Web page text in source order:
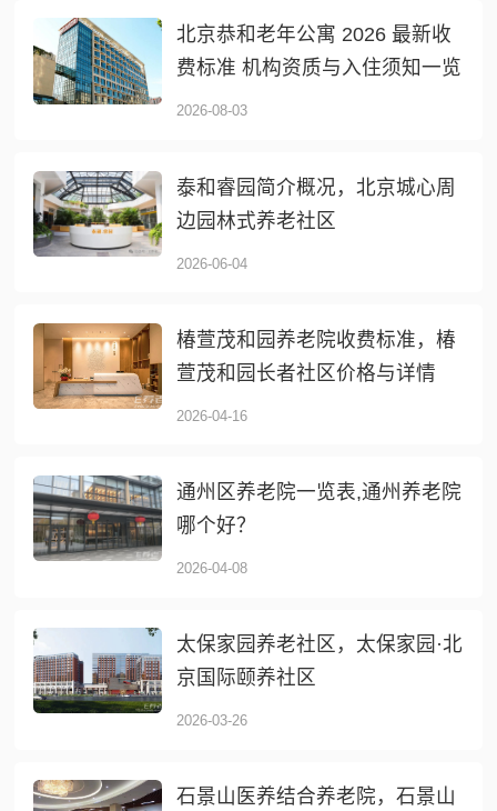
北京恭和老年公寓 2026 最新收
费标准 机构资质与入住须知一览
2026-08-03
泰和睿园简介概况，北京城心周
边园林式养老社区
2026-06-04
椿萱茂和园养老院收费标准，椿
萱茂和园长者社区价格与详情
2026-04-16
通州区养老院一览表,通州养老院
哪个好？
2026-04-08
太保家园养老社区，太保家园·北
京国际颐养社区
2026-03-26
石景山医养结合养老院，石景山